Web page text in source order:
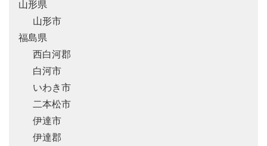
山形県
山形市
福島県
西白河郡
白河市
いわき市
二本松市
伊達市
伊達郡